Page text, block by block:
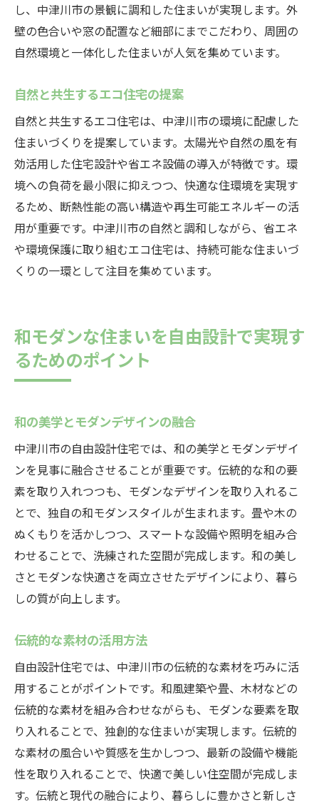
し、中津川市の景観に調和した住まいが実現します。外
壁の色合いや窓の配置など細部にまでこだわり、周囲の
自然環境と一体化した住まいが人気を集めています。
自然と共生するエコ住宅の提案
自然と共生するエコ住宅は、中津川市の環境に配慮した
住まいづくりを提案しています。太陽光や自然の風を有
効活用した住宅設計や省エネ設備の導入が特徴です。環
境への負荷を最小限に抑えつつ、快適な住環境を実現す
るため、断熱性能の高い構造や再生可能エネルギーの活
用が重要です。中津川市の自然と調和しながら、省エネ
や環境保護に取り組むエコ住宅は、持続可能な住まいづ
くりの一環として注目を集めています。
和モダンな住まいを自由設計で実現す
るためのポイント
和の美学とモダンデザインの融合
中津川市の自由設計住宅では、和の美学とモダンデザイ
ンを見事に融合させることが重要です。伝統的な和の要
素を取り入れつつも、モダンなデザインを取り入れるこ
とで、独自の和モダンスタイルが生まれます。畳や木の
ぬくもりを活かしつつ、スマートな設備や照明を組み合
わせることで、洗練された空間が完成します。和の美し
さとモダンな快適さを両立させたデザインにより、暮ら
しの質が向上します。
伝統的な素材の活用方法
自由設計住宅では、中津川市の伝統的な素材を巧みに活
用することがポイントです。和風建築や畳、木材などの
伝統的な素材を組み合わせながらも、モダンな要素を取
り入れることで、独創的な住まいが実現します。伝統的
な素材の風合いや質感を生かしつつ、最新の設備や機能
性を取り入れることで、快適で美しい住空間が完成しま
す。伝統と現代の融合により、暮らしに豊かさと新しさ